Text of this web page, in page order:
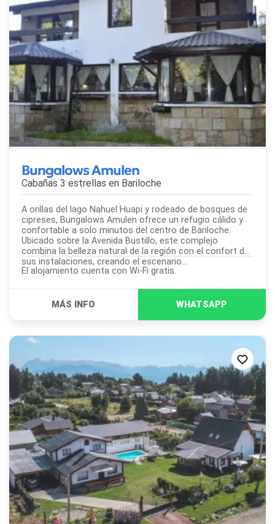
Bungalows Amulen
Cabañas 3 estrellas en Bariloche
A orillas del lago Nahuel Huapi y rodeado de bosques de
cipreses, Bungalows Amulen ofrece un refugio cálido y
confortable a solo minutos del centro de Bariloche.
Ubicado sobre la Avenida Bustillo, este complejo
combina la belleza natural de la región con el confort de
sus instalaciones, creando el escenario...
El alojamiento cuenta con Wi-Fi gratis.